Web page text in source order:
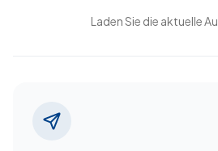
Laden Sie die aktuelle